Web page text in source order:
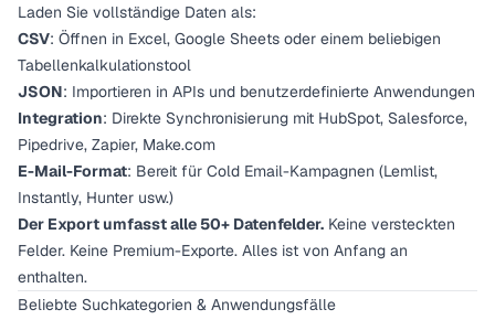
Laden Sie vollständige Daten als:
CSV: Öffnen in Excel, Google Sheets oder einem beliebigen
Tabellenkalkulationstool
JSON: Importieren in APIs und benutzerdefinierte Anwendungen
Integration: Direkte Synchronisierung mit HubSpot, Salesforce,
Pipedrive, Zapier, Make.com
E-Mail-Format: Bereit für Cold Email-Kampagnen (Lemlist,
Instantly, Hunter usw.)
Der Export umfasst alle 50+ Datenfelder. Keine versteckten
Felder. Keine Premium-Exporte. Alles ist von Anfang an
enthalten.
Beliebte Suchkategorien & Anwendungsfälle